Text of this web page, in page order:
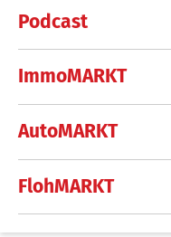
Podcast
ImmoMARKT
AutoMARKT
FlohMARKT